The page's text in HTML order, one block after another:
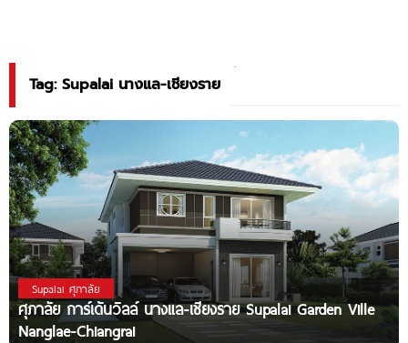
Tag: Supalai นางแล-เชียงราย
Supalai ศุภาลัย
ศุภาลัย การ์เด้นวิลล์ นางแล-เชียงราย Supalai Garden Ville
Nanglae-Chiangrai